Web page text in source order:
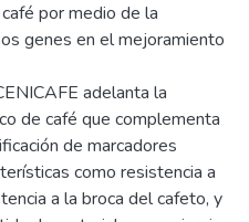
por medio de la
genes en el mejoramiento
adelanta la
de café que complementa
de marcadores
como resistencia a
a la broca del cafeto, y